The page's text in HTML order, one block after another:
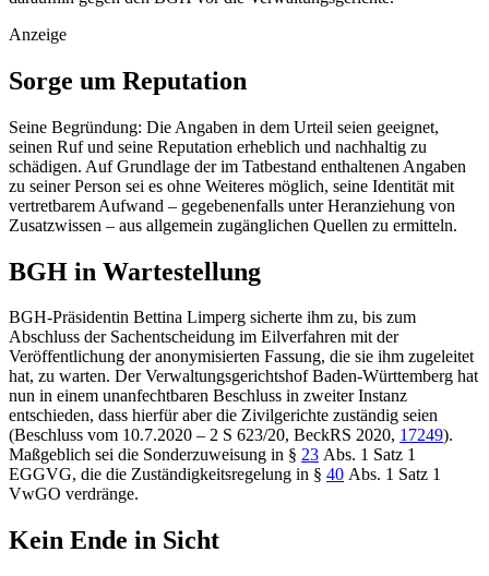
Anzeige
Sorge um Reputation
Seine Begründung: Die Angaben in dem Urteil seien geeignet,
seinen Ruf und seine Reputation erheblich und nachhaltig zu
schädigen. Auf Grundlage der im Tatbestand enthaltenen Angaben
zu seiner Person sei es ohne Weiteres möglich, seine Identität mit
vertretbarem Aufwand – gegebenenfalls unter Heranziehung von
Zusatzwissen – aus allgemein zugänglichen Quellen zu ermitteln.
BGH in Wartestellung
BGH-Präsidentin Bettina Limperg sicherte ihm zu, bis zum
Abschluss der Sachentscheidung im Eilverfahren mit der
Veröffentlichung der anonymisierten Fassung, die sie ihm zugeleitet
hat, zu warten. DerVerwaltungsgerichtshof Baden-Württemberg hat
nun in einem unanfechtbaren Beschluss in zweiter Instanz
entschieden, dass hierfür aber die Zivilgerichte zuständig seien
(Beschluss vom 10.7.2020 – 2 S 623/20, BeckRS 2020, 17249).
Maßgeblich sei die Sonderzuweisung in § 23 Abs. 1 Satz 1
EGGVG, die die Zuständigkeitsregelung in § 40 Abs. 1 Satz 1
VwGO verdränge.
Kein Ende in Sicht